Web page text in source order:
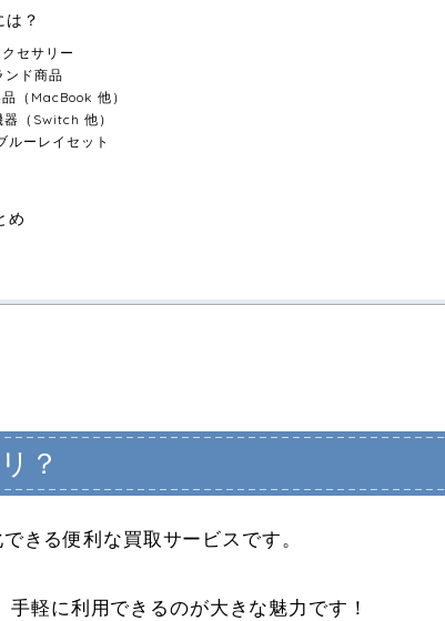
？
セサリー
ンド商品
（MacBook 他）
（Switch 他）
ーレイセット
め
？
きる便利な買取サービスです。
軽に利用できるのが大きな魅力です！